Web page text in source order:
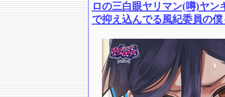
ロの三白眼ヤリマン(噂)ヤン
で抑え込んでる風紀委員の僕